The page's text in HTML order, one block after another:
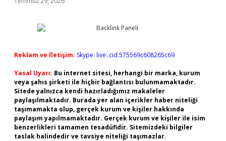
Reklam ve İletişim: Skype: live:.cid.575569c608265c69
Yasal Uyarı: Bu internet sitesi, herhangi bir marka, kurum
veya şahıs şirketi ile hiçbir bağlantısı bulunmamaktadır.
Sitede yalnızca kendi hazırladığımız makaleler
paylaşılmaktadır. Burada yer alan içerikler haber niteliği
taşımamakta olup, gerçek kurum ve kişiler hakkında
paylaşım yapılmamaktadır. Gerçek kurum ve kişiler ile isim
benzerlikleri tamamen tesadüfidir. Sitemizdeki bilgiler
taslak halindedir ve tavsiye niteliği taşımazlar.